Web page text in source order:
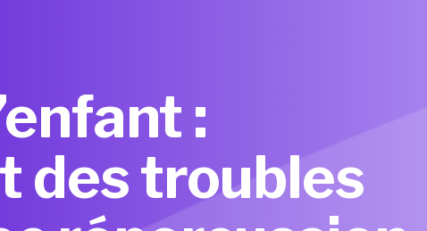
:
des troubles